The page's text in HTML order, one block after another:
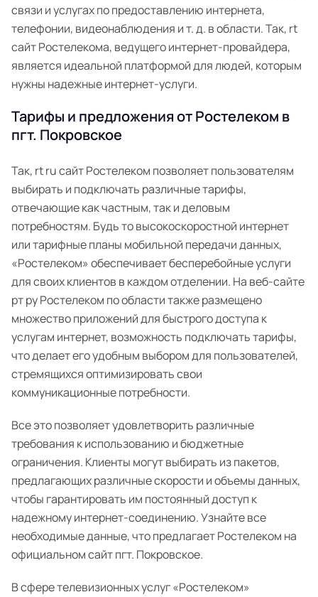
связи и услугах по предоставлению интернета,
телефонии, видеонаблюдения и т. д. в области. Так, rt
сайт Ростелекома, ведущего интернет-провайдера,
является идеальной платформой для людей, которым
нужны надежные интернет-услуги.
Тарифы и предложения от Ростелеком в
пгт. Покровское
Так, rt ru сайт Ростелеком позволяет пользователям
выбирать и подключать различные тарифы,
отвечающие как частным, так и деловым
потребностям. Будь то высокоскоростной интернет
или тарифные планы мобильной передачи данных,
«Ростелеком» обеспечивает бесперебойные услуги
для своих клиентов в каждом отделении. На веб-сайте
рт ру Ростелеком по области также размещено
множество приложений для быстрого доступа к
услугам интернет, возможность подключать тарифы,
что делает его удобным выбором для пользователей,
стремящихся оптимизировать свои
коммуникационные потребности.
Все это позволяет удовлетворить различные
требования к использованию и бюджетные
ограничения. Клиенты могут выбирать из пакетов,
предлагающих различные скорости и объемы данных,
чтобы гарантировать им постоянный доступ к
надежному интернет-соединению. Узнайте все
необходимые данные, что предлагает Ростелеком на
официальном сайт пгт. Покровское.
В сфере телевизионных услуг «Ростелеком»